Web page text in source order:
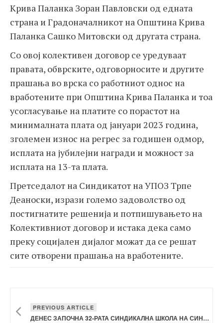
Крива Паланка Зоран Павловски од едната
страна и Градоначалникот на Општина Крива
Паланка Сашко Митовски од другата страна.
Со овој колективен договор се уредуваат
правата, обврските, одговорносите и другите
прашања во врска со работниот однос на
вработените при Општина Крива Паланка и тоа
усогласување на платите со порастот на
минималната плата од јануари 2023 година,
зголемен износ на регрес за годишен одмор,
исплата на јубилејни награди и можност за
исплата на 13-та плата.
Претседалот на Синдикатот на УПОЗ Трпе
Деаноски, изрази големо задоволство од
постигнатите решенија и потпишувањето на
Колективниот договор и истака дека само
преку социјален дијалог можат да се решат
сите отворени прашања на вработените.
PREVIOUS ARTICLE
ДЕНЕС ЗАПОЧНА 32-РАТА СИНДИКАЛНА ШКОЛА НА СИНДИКАТОТ НА УПОЗ